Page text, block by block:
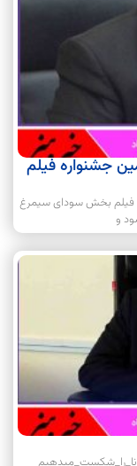
جشنواره فیلم‌
مدیرکل فرهنگ و ارشاد اسلامی خراسان جنوبی گفت: ۱۶ فیلم بخش سودای سیمرغ
و